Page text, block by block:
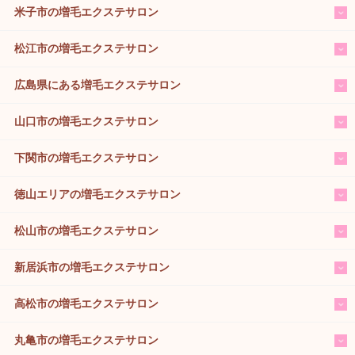
米子市の増毛エクステサロン
松江市の増毛エクステサロン
広島県にある増毛エクステサロン
山口市の増毛エクステサロン
下関市の増毛エクステサロン
徳山エリアの増毛エクステサロン
松山市の増毛エクステサロン
新居浜市の増毛エクステサロン
高松市の増毛エクステサロン
丸亀市の増毛エクステサロン